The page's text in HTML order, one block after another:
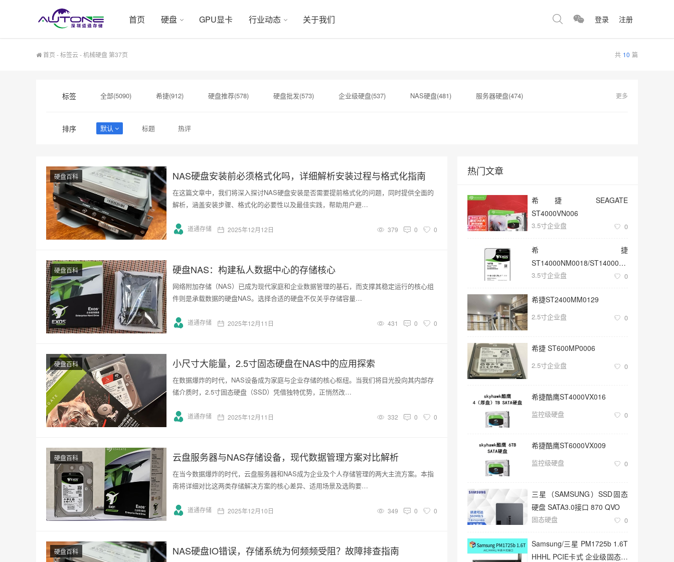
首页 硬盘 GPU显卡 行业动态 关于我们 登录 注册
首页 -标签云- 机械硬盘 第37页 共 10 篇
标签 全部(5090) 希捷(912) 硬盘推荐(578) 硬盘批发(573) 企业级硬盘(537) NAS硬盘(481) 服务器硬盘(474) 更多
排序 默认 标题 热评
硬盘百科 NAS硬盘安装前必须格式化吗，详细解析安装过程与格式化指南
在这篇文章中，我们将深入探讨NAS硬盘安装是否需要提前格式化的问题，同时提供全面的
解析，涵盖安装步骤、格式化的必要性以及最佳实践，帮助用户避…
道通存储 2025年12月12日 379 0 0
硬盘百科 硬盘NAS：构建私人数据中心的存储核心
网络附加存储（NAS）已成为现代家庭和企业数据管理的基石，而支撑其稳定运行的核心组
件则是承载数据的硬盘NAS。选择合适的硬盘不仅关乎存储容量…
道通存储 2025年12月11日 431 0 0
硬盘百科 小尺寸大能量，2.5寸固态硬盘在NAS中的应用探索
在数据爆炸的时代，NAS设备成为家庭与企业存储的核心枢纽。当我们将目光投向其内部存
储介质时，2.5寸固态硬盘（SSD）凭借独特优势，正悄然改…
道通存储 2025年12月11日 332 0 0
硬盘百科 云盘服务器与NAS存储设备，现代数据管理方案对比解析
在当今数据爆炸的时代，云盘服务器和NAS成为企业及个人存储管理的两大主流方案。本指
南将详细对比这两类存储解决方案的核心差异、适用场景及选购要…
道通存储 2025年12月10日 349 0 0
硬盘百科 NAS硬盘IO错误，存储系统为何频频受阻？故障排查指南
热门文章
希捷 SEAGATE
ST4000VN006
3.5寸企业盘 0
希捷
ST14000NM0018/ST14000NM001G
3.5寸SATA 14TB硬盘
3.5寸企业盘 0
希捷ST2400MM0129
2.5寸企业盘 0
希捷 ST600MP0006
2.5寸企业盘 0
希捷酷鹰ST4000VX016
监控级硬盘 0
希捷酷鹰ST6000VX009
监控级硬盘 0
三星（SAMSUNG）SSD固态
硬盘 SATA3.0接口 870 QVO
固态硬盘 0
Samsung/三星 PM1725b 1.6T
HHHL PCIE卡式 企业级固态硬